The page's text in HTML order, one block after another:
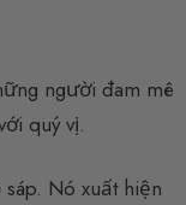
người đam mê
quý vị.
Nó xuất hiện